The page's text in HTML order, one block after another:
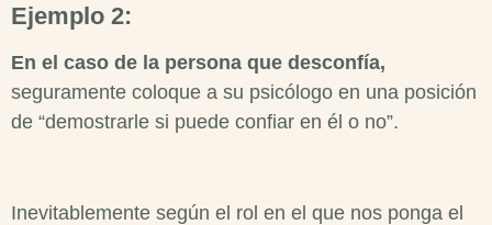
Ejemplo 2:
En el caso de la persona que desconfía,
seguramente coloque a su psicólogo en una posición
de “demostrarle si puede confiar en él o no”.
Inevitablemente según el rol en el que nos ponga el